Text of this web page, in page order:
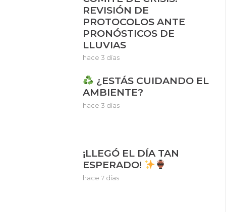
REVISIÓN DE
PROTOCOLOS ANTE
PRONÓSTICOS DE
LLUVIAS
hace 3 días
¿ESTÁS CUIDANDO EL
AMBIENTE?
hace 3 días
¡LLEGÓ EL DÍA TAN
ESPERADO!
hace 7 días